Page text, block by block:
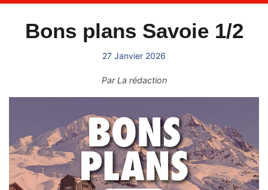
Bons plans Savoie 1/2
27 Janvier 2026
ParLa rédaction